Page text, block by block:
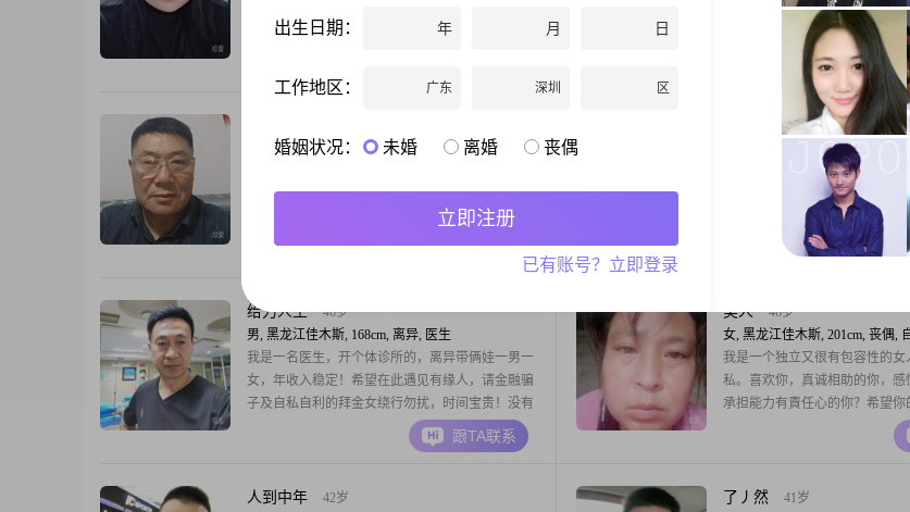
真诚可靠的态度面对生活##3002##在我看来，珍惜
非常重视家庭，认为家庭是生活中最重要的部分，
会优先考虑家人的感受和需求##3002##在工作方
没孩子，想要个小孩。上一段
在想要一个温暖的家，想有孩
贵，只求平淡过一生。扯犊子的
男, 黑龙江佳木斯, 175cm, 丧偶, 景观设计
175cm，目前在佳木斯工作##3002##我的月收入在
50000元以上，学历是大专##3002##我性格上比较
乐观积极，责任感强，对待事物总是耐心包容，随
和易相处##3002##我认为家庭是最重要的，会为了
功，希望能在自己的领
跟TA联系
坐看时光
63岁
男, 黑龙江佳木斯, 172cm, 离异,
大家好，我是一位来自佳木斯
年，身高172cm##3002##我在
定的态度，月收入超过50000元
活中提供一定的保障##3002##
对待人真诚相待，我希
给力人生
46岁
男, 黑龙江佳木斯, 168cm, 离异, 医生
我是一名医生，开个体诊所的，离异带俩娃一男一
女，年收入稳定！希望在此遇见有缘人，请金融骗
子及自私自利的拜金女绕行勿扰，时间宝贵！没有
时间与你浪费！因为前妻就是小我17岁爱慕虚荣
1997年的拜金女一枚，所以我起诉离婚了！
跟TA联系
美人
46岁
女, 黑龙江佳木斯, 201cm, 丧偶,
我是一个独立又很有包容性的女
私。喜欢你，真诚相助的你，感
承担能力有責任心的你？希望你
人到中年
42岁
了丿然
41岁
出生日期： 年 月 日
工作地区： 广东 深圳 区
婚姻状况： 未婚 离婚 丧偶
立即注册
已有账号？立即登录